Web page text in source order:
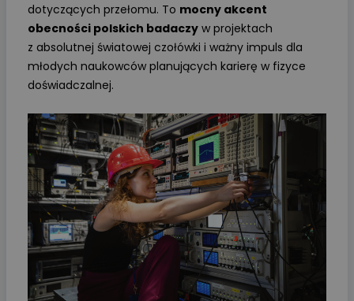
dotyczących przełomu. To mocny akcent
obecności polskich badaczy w projektach
z absolutnej światowej czołówki i ważny impuls dla
młodych naukowców planujących karierę w fizyce
doświadczalnej.